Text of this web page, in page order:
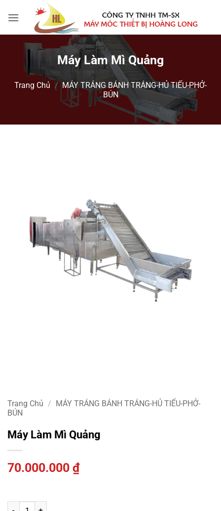
qua
Máy Làm Mì Quảng
Trang Chủ / MÁY TRÁNG BÁNH TRÁNG-HỦ TIẾU-PHỞ-
BÚN
Trang Chủ / MÁY TRÁNG BÁNH TRÁNG-HỦ TIẾU-PHỞ-
BÚN
Máy Làm Mì Quảng
70.000.000 ₫
Máy Làm Mì Quảng số lượng